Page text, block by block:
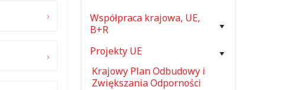
Współpraca krajowa, UE,
B+R
Projekty UE
Krajowy Plan Odbudowy i
Zwiększania Odporności